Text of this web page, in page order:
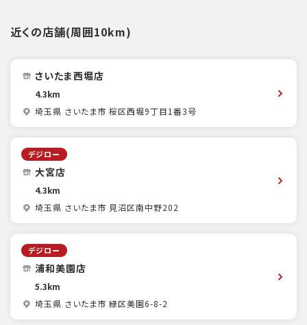
近くの店舗(周囲10km)
さいたま西堀店
4.3km
埼玉県 さいたま市 桜区西堀9丁目1番3号
デジロー
大宮店
4.3km
埼玉県 さいたま市 見沼区南中野202
デジロー
浦和美園店
5.3km
埼玉県 さいたま市 緑区美園6-8-2